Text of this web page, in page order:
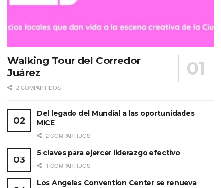
Walking Tour del Corredor
Juárez
2 COMPARTIDOS
Del legado del Mundial a las oportunidades
MICE
2 COMPARTIDOS
5 claves para ejercer liderazgo efectivo
1 COMPARTIDOS
Los Angeles Convention Center se renueva